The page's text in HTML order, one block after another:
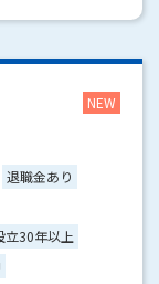
退職金あり
立30年以上